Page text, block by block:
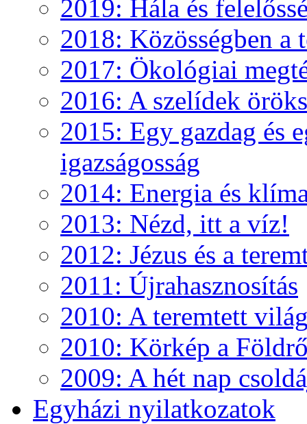
2019: Hála és
2018: Közösségben a
2017: Ökológiai
2016: A szelídek
2015: Egy gazdag és
igazságosság
2014: Energia és
2013: Nézd, itt a víz!
2012: Jézus és a
2011: Újrahasznosítás
2010: A teremtett
2010: Körkép a
2009: A hét nap
Egyházi nyilatkozatok